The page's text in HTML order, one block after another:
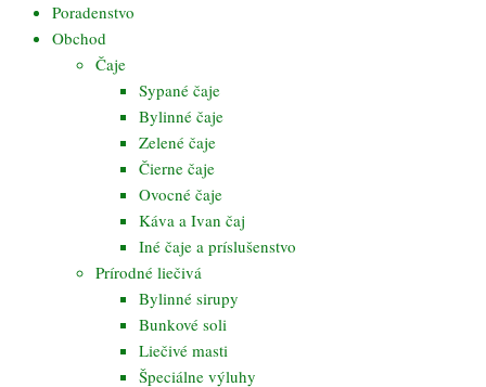
Poradenstvo
Obchod
Čaje
Sypané čaje
Bylinné čaje
Zelené čaje
Čierne čaje
Ovocné čaje
Káva a Ivan čaj
Iné čaje a príslušenstvo
Prírodné liečivá
Bylinné sirupy
Bunkové soli
Liečivé masti
Špeciálne výluhy